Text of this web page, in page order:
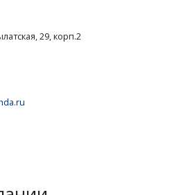
29, корп.2